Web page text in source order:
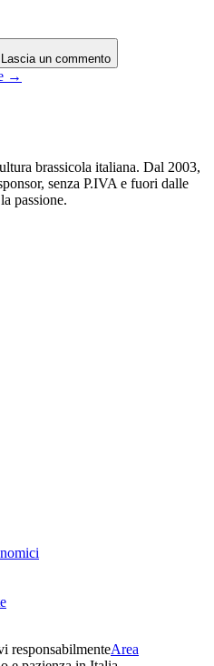
Lascia un commento
→
brassicola italiana. Dal 2003,
senza P.IVA e fuori dalle
passione.
responsabilmenteArea